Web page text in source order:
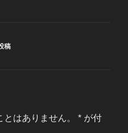
稿
はありません。 * が付